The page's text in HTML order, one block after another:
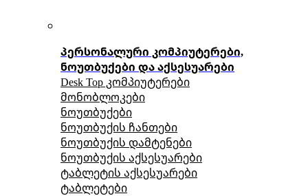
პერსონალური კომპიუტერები,
ნოუთბუქები და აქსესუარები
Desk Top კომპიუტერები
მონობლოკები
ნოუთბუქები
ნოუთბუქის ჩანთები
ნოუთბუქის დამტენები
ნოუთბუქის აქსესუარები
ტაბლეტის აქსესუარები
ტაბლეტები